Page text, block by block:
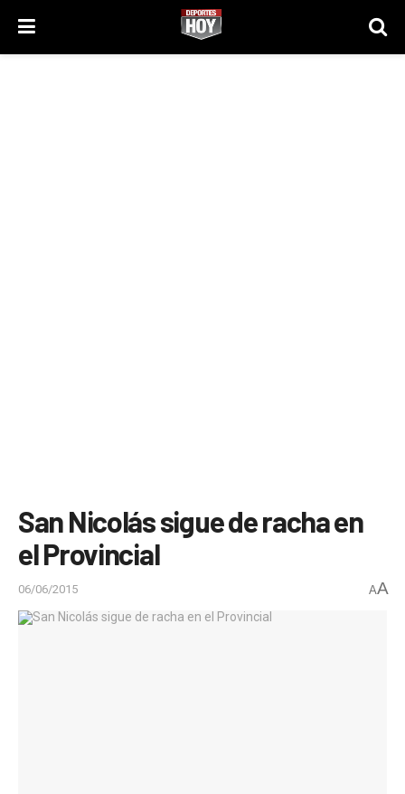
San Nicolás sigue de racha en
el Provincial
06/06/2015 AA